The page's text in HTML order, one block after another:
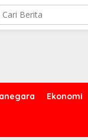
Ekonomi